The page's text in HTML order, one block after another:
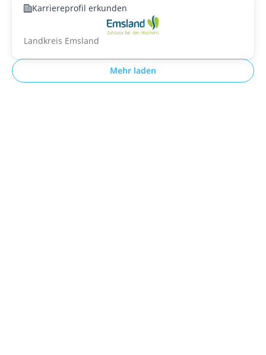
Karriereprofil erkunden
Landkreis Emsland
Mehr laden